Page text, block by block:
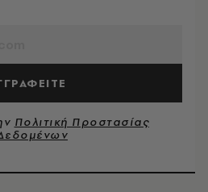
Πολιτική Προστασίας